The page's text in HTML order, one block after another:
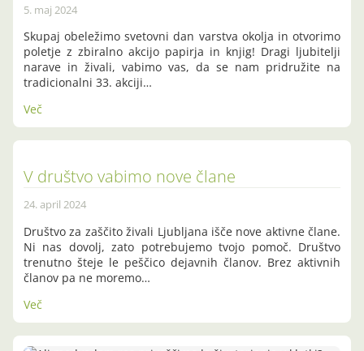
5. maj 2024
Skupaj obeležimo svetovni dan varstva okolja in otvorimo
poletje z zbiralno akcijo papirja in knjig! Dragi ljubitelji
narave in živali, vabimo vas, da se nam pridružite na
tradicionalni 33. akciji…
Več
V društvo vabimo nove člane
24. april 2024
Društvo za zaščito živali Ljubljana išče nove aktivne člane.
Ni nas dovolj, zato potrebujemo tvojo pomoč. Društvo
trenutno šteje le peščico dejavnih članov. Brez aktivnih
članov pa ne moremo…
Več